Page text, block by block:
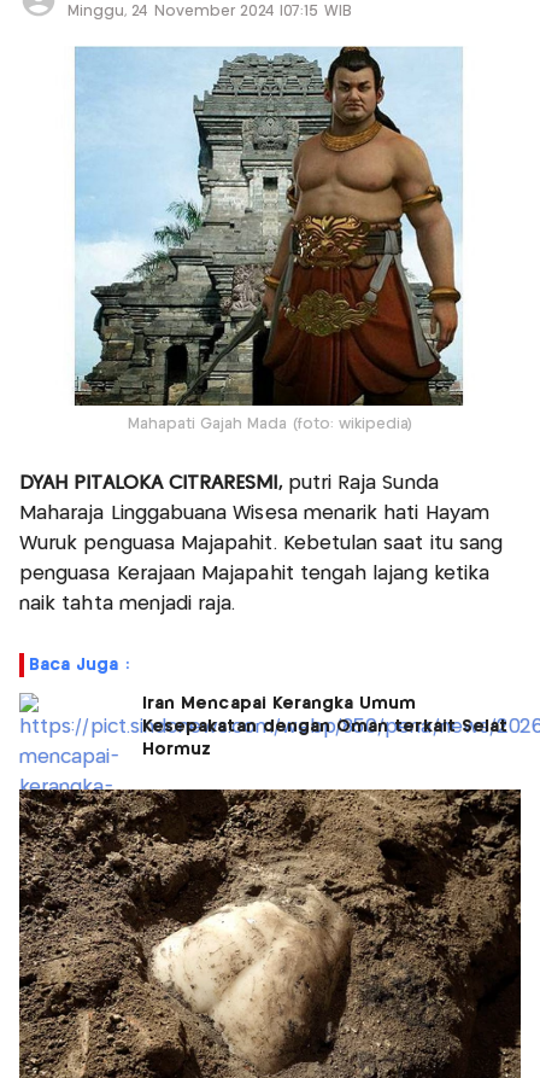
Minggu, 24 November 2024 |07:15 WIB
Mahapati Gajah Mada (foto: wikipedia)
DYAH PITALOKA CITRARESMI, putri Raja Sunda
Maharaja Linggabuana Wisesa menarik hati Hayam
Wuruk penguasa Majapahit. Kebetulan saat itu sang
penguasa Kerajaan Majapahit tengah lajang ketika
naik tahta menjadi raja.
Baca Juga :
Iran Mencapai Kerangka Umum
Kesepakatan dengan Oman terkait Selat
Hormuz